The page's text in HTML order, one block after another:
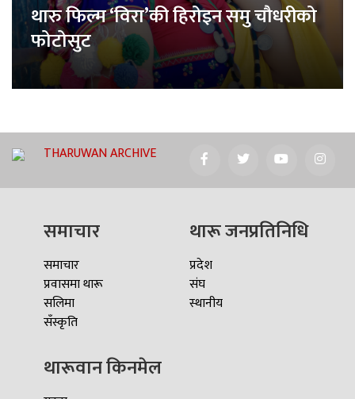
थारु फिल्म ‘विरा’की हिरोइन समु चौधरीको
फोटोसुट
THARUWAN ARCHIVE
समाचार
समाचार
प्रवासमा थारू
सलिमा
सँस्कृति
थारू जनप्रतिनिधि
प्रदेश
संघ
स्थानीय
थारूवान किनमेल